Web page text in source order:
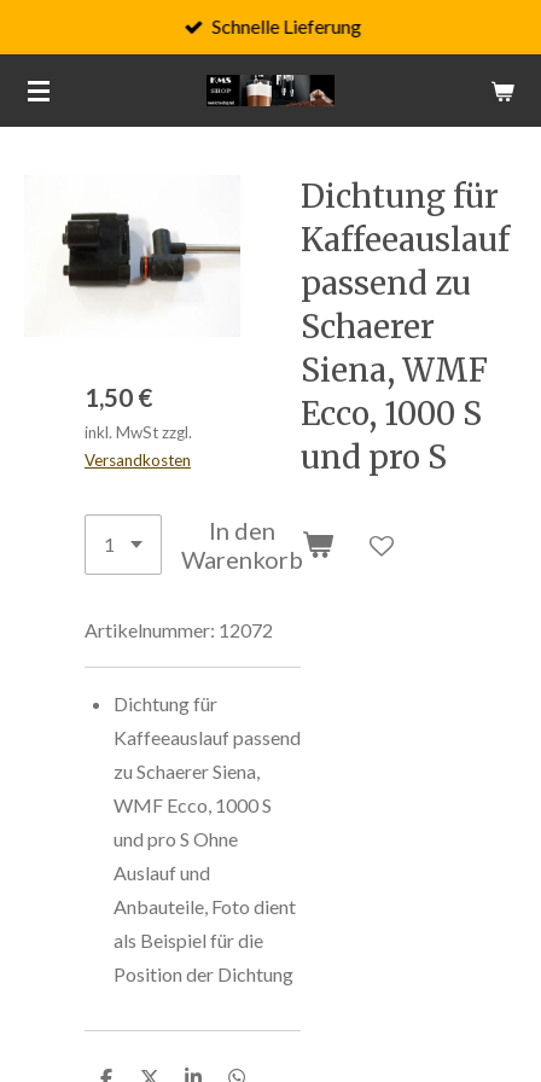
Hauptinhalt
springen
Schnelle Lieferung
Dichtung für
Kaffeeauslauf
passend zu
Schaerer
Siena, WMF
Ecco, 1000 S
und pro S
1,50 €
inkl. MwSt zzgl.
Versandkosten
In den
Warenkorb
Artikelnummer: 12072
Dichtung für
Kaffeeauslauf passend
zu Schaerer Siena,
WMF Ecco, 1000 S
und pro S Ohne
Auslauf und
Anbauteile, Foto dient
als Beispiel für die
Position der Dichtung